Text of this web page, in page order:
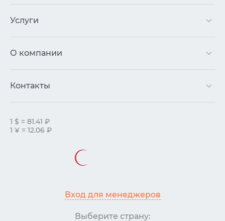
Услуги
О компании
Контакты
1 $ = 81.41 ₽
1 ¥ = 12.06 ₽
Вход для менеджеров
Выберите страну: